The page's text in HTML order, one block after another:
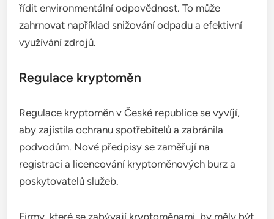
řídit environmentální odpovědnost. To může
zahrnovat například snižování odpadu a efektivní
využívání zdrojů.
Regulace kryptoměn
Regulace kryptoměn v České republice se vyvíjí,
aby zajistila ochranu spotřebitelů a zabránila
podvodům. Nové předpisy se zaměřují na
registraci a licencování kryptoměnových burz a
poskytovatelů služeb.